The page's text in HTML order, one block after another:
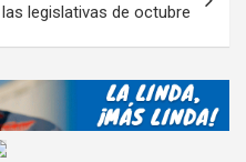
legislativas de octubre